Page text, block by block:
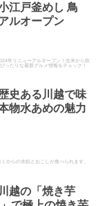
江戸釜めし 鳥
ルオープン
年リニューアルオープン！生米から炊
ったりな最新グルメ情報をチェック！
史ある川越で味
物水あめの魅力
からの水飴とおこしが食べられます。
越の「焼き芋